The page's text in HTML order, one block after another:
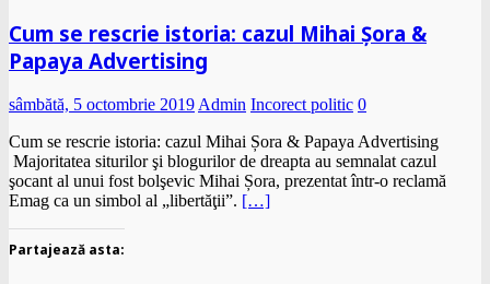
Cum se rescrie istoria: cazul Mihai Șora &
Papaya Advertising
sâmbătă, 5 octombrie 2019 Admin Incorect politic 0
Cum se rescrie istoria: cazul Mihai Șora & Papaya Advertising
Majoritatea siturilor şi blogurilor de dreapta au semnalat cazul
şocant al unui fost bolşevic Mihai Șora, prezentat într-o reclamă
Emag ca un simbol al „libertăţii”. […]
Partajează asta: